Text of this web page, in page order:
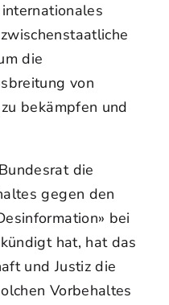
die
von
bekämpfen und
die
gegen den
bei
hat, hat das
und Justiz die
Vorbehaltes